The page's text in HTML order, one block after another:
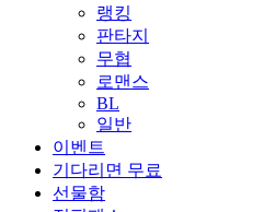
랭킹
판타지
무협
로맨스
BL
일반
이벤트
기다리면 무료
선물함